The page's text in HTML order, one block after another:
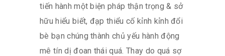
tiến hành một biện pháp thận trọng & sở
hữu hiểu biết, đạp thiểu cố kỉnh kỉnh đổi
bè bạn chúng thành chủ yếu hành động
mê tín dị đoan thái quá. Thay do quá sợ